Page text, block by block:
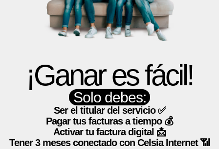
¡Ganar es fácil!
Solo debes:
Ser el titular del servicio ✅
Pagar tus facturas a tiempo 💰
Activar tu factura digital 📩
Tener 3 meses conectado con Celsia Internet 📶